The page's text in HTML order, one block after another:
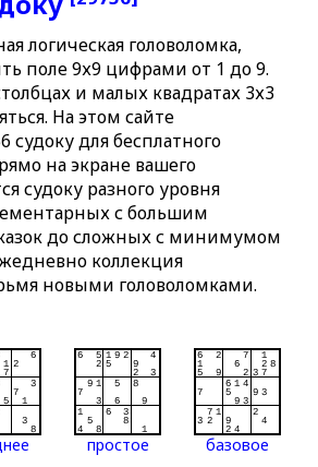
логическая головоломка,
поле 9х9 цифрами от 1 до 9.
и малых квадратах 3х3
На этом сайте
судоку для бесплатного
на экране вашего
судоку разного уровня
с большим
до сложных с минимумом
коллекция
новыми головоломками.
простое базовое